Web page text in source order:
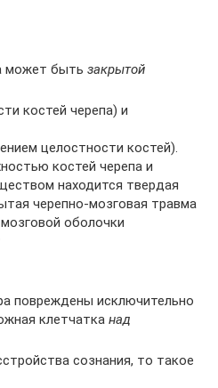
может быть закрытой
костей черепа) и
целостности костей).
костей черепа и
находится твердая
черепно-мозговая травма
оболочки
повреждены исключительно
клетчатка над
сознания, то такое